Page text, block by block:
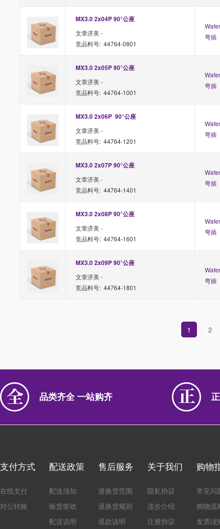
MX3.0 2x04P 90°公座
文章济美 -
竞品料号: 44764-0801
弯插
MX3.0 2x05P 90°公座
文章济美 -
竞品料号: 44764-1001
弯插
MX3.0 2x06P  90°公座
文章济美 -
竞品料号: 44764-1201
弯插
MX3.0 2x07P 90°公座
文章济美 -
竞品料号: 44764-1401
弯插
MX3.0 2x08P 90°公座
文章济美 -
竞品料号: 44764-1601
弯插
MX3.0 2x09P 90°公座
文章济美 -
竞品料号: 44764-1801
弯插
1 2
品类齐全 一站购齐
支付方式
在线支付
对公转账
配送政策
配送须知
验货签收
配送说明
售后服务
退换货范围
退换货规则
退款说明
关于我们
隐私协议
连步介绍
注册协议
购物
常见问
购物流
发票须